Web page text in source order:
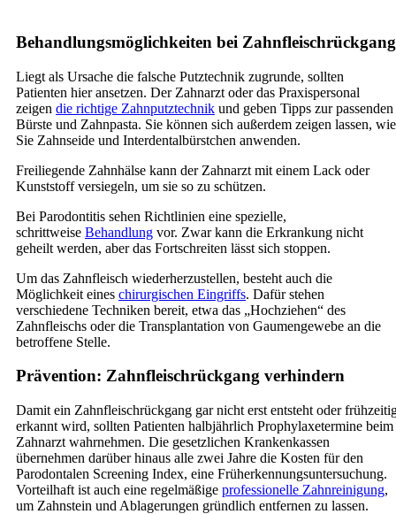
Behandlungsmöglichkeiten bei Zahnfleischrückgang
Liegt als Ursache die falsche Putztechnik zugrunde, sollten
Patienten hier ansetzen. Der Zahnarzt oder das Praxispersonal
zeigen die richtige Zahnputztechnik und geben Tipps zur passenden
Bürste und Zahnpasta. Sie können sich außerdem zeigen lassen, wie
Sie Zahnseide und Interdentalbürstchen anwenden.
Freiliegende Zahnhälse kann der Zahnarzt mit einem Lack oder
Kunststoff versiegeln, um sie so zu schützen.
Bei Parodontitis sehen Richtlinien eine spezielle,
schrittweise Behandlung vor. Zwar kann die Erkrankung nicht
geheilt werden, aber das Fortschreiten lässt sich stoppen.
Um das Zahnfleisch wiederherzustellen, besteht auch die
Möglichkeit eines chirurgischen Eingriffs. Dafür stehen
verschiedene Techniken bereit, etwa das „Hochziehen“ des
Zahnfleischs oder die Transplantation von Gaumengewebe an die
betroffene Stelle.
Prävention: Zahnfleischrückgang verhindern
Damit ein Zahnfleischrückgang gar nicht erst entsteht oder
erkannt wird, sollten Patienten halbjährlich Prophylaxetermine beim
Zahnarzt wahrnehmen. Die gesetzlichen Krankenkassen
übernehmen darüber hinaus alle zwei Jahre die Kosten für den
Parodontalen Screening Index, eine Früherkennungsuntersuchung.
Vorteilhaft ist auch eine regelmäßige professionelle Zahnreinigung,
um Zahnstein und Ablagerungen gründlich entfernen zu lassen.